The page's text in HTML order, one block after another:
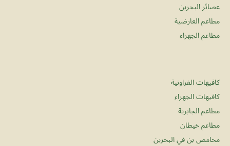
عصائر البحرين
مطاعم العارضية
مطاعم الجهراء
كافيهات الفراونية
كافيهات الجهراء
مطاعم الجابرية
مطاعم خيطان
محامص بن في البحرين